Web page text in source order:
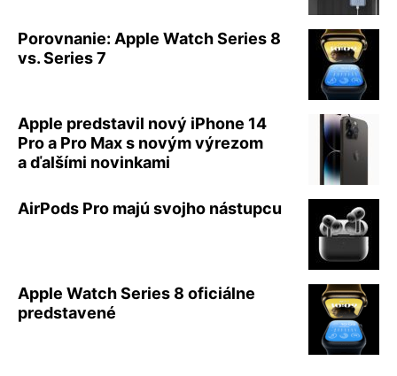
Porovnanie: Apple Watch Series 8
vs. Series 7
Apple predstavil nový iPhone 14
Pro a Pro Max s novým výrezom
a ďalšími novinkami
AirPods Pro majú svojho nástupcu
Apple Watch Series 8 oficiálne
predstavené